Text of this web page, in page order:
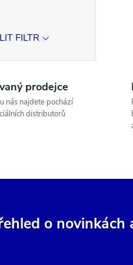
FILTR
prodejce
nás najdete pochází
distributorů
o novinkách